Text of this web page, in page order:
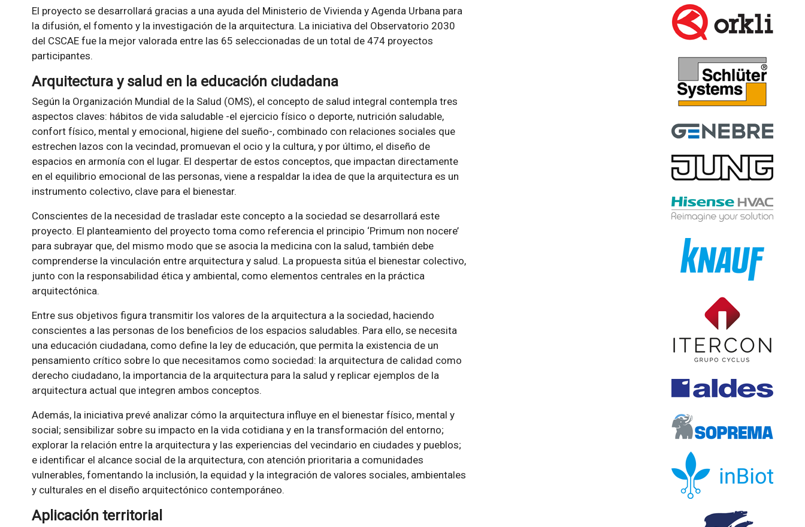
El proyecto se desarrollará gracias a una ayuda del Ministerio de Vivienda y Agenda Urbana para
la difusión, el fomento y la investigación de la arquitectura. La iniciativa del Observatorio 2030
del CSCAE fue la mejor valorada entre las 65 seleccionadas de un total de 474 proyectos
participantes.
Arquitectura y salud en la educación ciudadana
Según la Organización Mundial de la Salud (OMS), el concepto de salud integral contempla tres
aspectos claves: hábitos de vida saludable -el ejercicio físico o deporte, nutrición saludable,
confort físico, mental y emocional, higiene del sueño-, combinado con relaciones sociales que
estrechen lazos con la vecindad, promuevan el ocio y la cultura, y por último, el diseño de
espacios en armonía con el lugar. El despertar de estos conceptos, que impactan directamente
en el equilibrio emocional de las personas, viene a respaldar la idea de que la arquitectura es un
instrumento colectivo, clave para el bienestar.
Conscientes de la necesidad de trasladar este concepto a la sociedad se desarrollará este
proyecto. El planteamiento del proyecto toma como referencia el principio ‘Primum non nocere’
para subrayar que, del mismo modo que se asocia la medicina con la salud, también debe
comprenderse la vinculación entre arquitectura y salud. La propuesta sitúa el bienestar colectivo,
junto con la responsabilidad ética y ambiental, como elementos centrales en la práctica
arquitectónica.
Entre sus objetivos figura transmitir los valores de la arquitectura a la sociedad, haciendo
conscientes a las personas de los beneficios de los espacios saludables. Para ello, se necesita
una educación ciudadana, como define la ley de educación, que permita la existencia de un
pensamiento crítico sobre lo que necesitamos como sociedad: la arquitectura de calidad como
derecho ciudadano, la importancia de la arquitectura para la salud y replicar ejemplos de la
arquitectura actual que integren ambos conceptos.
Además, la iniciativa prevé analizar cómo la arquitectura influye en el bienestar físico, mental y
social; sensibilizar sobre su impacto en la vida cotidiana y en la transformación del entorno;
explorar la relación entre la arquitectura y las experiencias del vecindario en ciudades y pueblos;
e identificar el alcance social de la arquitectura, con atención prioritaria a comunidades
vulnerables, fomentando la inclusión, la equidad y la integración de valores sociales, ambientales
y culturales en el diseño arquitectónico contemporáneo.
Aplicación territorial